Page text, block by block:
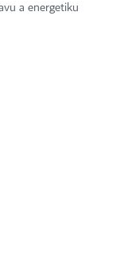
a energetiku